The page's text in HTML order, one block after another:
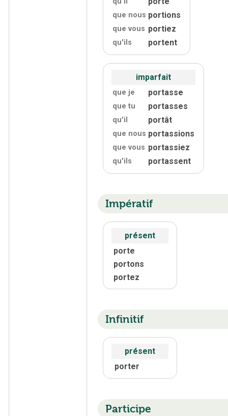
que nous portions
que vous portiez
qu'ils portent
imparfait
que je portasse
que tu portasses
qu'il portât
que nous portassions
que vous portassiez
qu'ils portassent
Impératif
présent
porte
portons
portez
Infinitif
présent
porter
Participe